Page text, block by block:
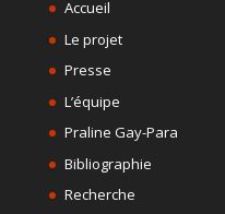
Accueil
Le projet
Presse
L’équipe
Praline Gay-Para
Bibliographie
Recherche